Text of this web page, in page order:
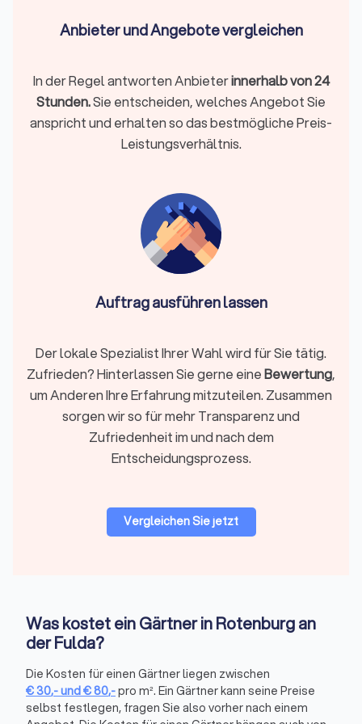
Ausgleich von Höhen und Anlage tragfähiger Flächen. Gerade
in vielen Städten und Randlagen variieren Bodenarten und
Höhenverläufe deutlich. Ein Gartenbauer aus Rotenburg an
der Fulda kennt die typischen Bodenstrukturen der
Umgebung und kann abschätzen, wie viel Aushub,
Ihre Entscheidungshilfe:
Wichtig, wenn Sie Rasen, Beete
oder Wege neu anlegen und vorhandene Flächen
Bepflanzungen & Rasen
standortgerechter Pflanzen, Sträucher, Hecken, Bäume;
Rasen als Ansaat oder Rollrasen.
Die Auswahl standortgerechter Pflanzen hängt stark von
Mikroklima, Bodenfeuchte und Schattenlagen ab, die sich in
Rotenburg an der Fulda je nach Viertel unterscheiden können.
Betriebe vor Ort wissen, welche Arten in der Region
zuverlässig anwachsen.
Sichtschutz & Einfriedungen
Unter Sichtschutzmaßnahmen versteht man die Anlage von
Rotenburg an der Fulda sind mit regionalen Bauordnungen
und typischen Nachbarschaftssituationen vertraut.
Wege, Terrassen & Pflasterarbeiten
Pflasterarbeiten im Gartenbau sind der Bau eines tragfähigen
Anbieter und Angebote vergleichen
In der Regel antworten Anbieterinnerhalb von 24
Stunden.Sie entscheiden, welches Angebot Sie
anspricht und erhalten so das bestmögliche Preis-
Leistungsverhältnis.
Auftrag ausführen lassen
Der lokale Spezialist Ihrer Wahl wird für Sie tätig.
Zufrieden? Hinterlassen Sie gerne eineBewertung,
um Anderen Ihre Erfahrung mitzuteilen. Zusammen
sorgen wir so für mehr Transparenz und
Zufriedenheit im und nach dem
Entscheidungsprozess.
Vergleichen Sie jetzt
Was kostet ein Gärtner in Rotenburg an
der Fulda?
Die Kosten für einen Gärtner liegen zwischen
€30,-und€80,-pro m². Ein Gärtner kann seine Preise
selbst festlegen, fragen Sie also vorher nach einem